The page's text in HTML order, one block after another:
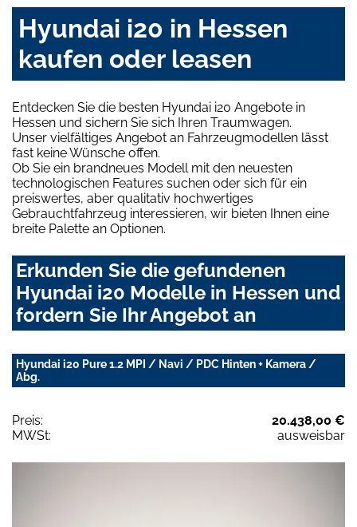
Hyundai i20 in Hessen
kaufen oder leasen
Entdecken Sie die besten Hyundai i20 Angebote in
Hessen und sichern Sie sich Ihren Traumwagen.
Unser vielfältiges Angebot an Fahrzeugmodellen lässt
fast keine Wünsche offen.
Ob Sie ein brandneues Modell mit den neuesten
technologischen Features suchen oder sich für ein
preiswertes, aber qualitativ hochwertiges
Gebrauchtfahrzeug interessieren, wir bieten Ihnen eine
breite Palette an Optionen.
Erkunden Sie die gefundenen
Hyundai i20 Modelle in Hessen und
fordern Sie Ihr Angebot an
Hyundai i20 Pure 1.2 MPI / Navi / PDC Hinten + Kamera /
Abg.
Preis:
20.438,00 €
MWSt:
ausweisbar